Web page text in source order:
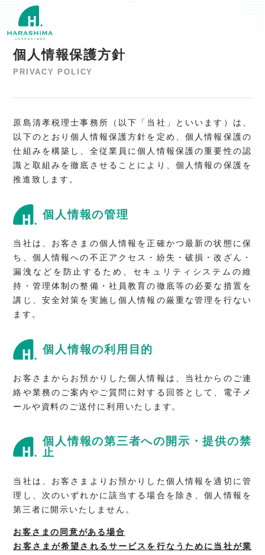
個人情報保護方針
PRIVACY POLICY
原島清孝税理士事務所（以下「当社」といいます）は、
以下のとおり個人情報保護方針を定め、個人情報保護の
仕組みを構築し、全従業員に個人情報保護の重要性の認
識と取組みを徹底させることにより、個人情報の保護を
推進致します。
個人情報の管理
当社は、お客さまの個人情報を正確かつ最新の状態に保
ち、個人情報への不正アクセス・紛失・破損・改ざん・
漏洩などを防止するため、セキュリティシステムの維
持・管理体制の整備・社員教育の徹底等の必要な措置を
講じ、安全対策を実施し個人情報の厳重な管理を行ない
ます。
個人情報の利用目的
お客さまからお預かりした個人情報は、当社からのご連
絡や業務のご案内やご質問に対する回答として、電子メ
ールや資料のご送付に利用いたします。
個人情報の第三者への開示・提供の禁
止
当社は、お客さまよりお預かりした個人情報を適切に管
理し、次のいずれかに該当する場合を除き、個人情報を
第三者に開示いたしません。
お客さまの同意がある場合
お客さまが希望されるサービスを行なうために当社が業